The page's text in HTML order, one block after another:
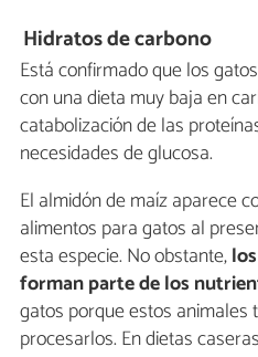
Hidratos de carbono
Está confirmado que los
con una dieta muy baja en
catabolización de las
necesidades de glucosa.
El almidón de maíz aparece
alimentos para gatos al
esta especie. No obstante,
forman parte de los
gatos porque estos animales
procesarlos. En dietas